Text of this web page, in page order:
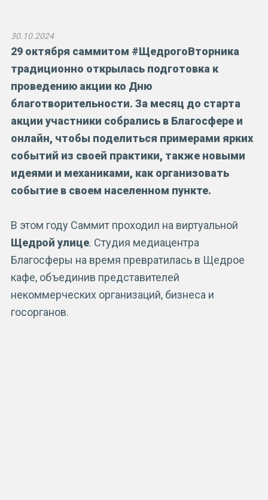
30.10.2024
29 октября саммитом #ЩедрогоВторника
традиционно открылась подготовка к
проведению акции ко Дню
благотворительности. За месяц до старта
акции участники собрались в Благосфере и
онлайн, чтобы поделиться примерами ярких
событий из своей практики, также новыми
идеями и механиками, как организовать
событие в своем населенном пункте.
В этом году Саммит проходил на виртуальной
Щедрой улице. Студия медиацентра
Благосферы на время превратилась в Щедрое
кафе, объединив представителей
некоммерческих организаций, бизнеса и
госорганов.